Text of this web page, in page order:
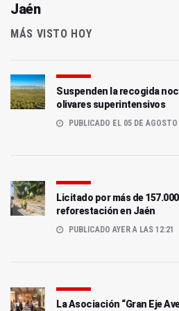
Jaén
MÁS VISTO HOY
Suspenden la recogida
olivares superintensivos
PUBLICADO EL 05 DE
Licitado por más de
reforestación en Jaén
PUBLICADO AYER A LAS 12:21
La Asociación “Gran Eje